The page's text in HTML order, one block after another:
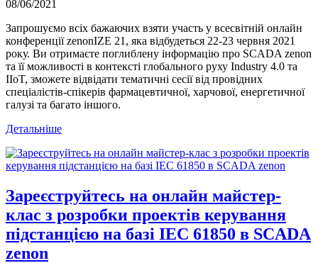
08/06/2021
Запрошуємо всіх бажаючих взяти участь у всесвітній онлайн
конференції zenonIZE 21, яка відбудеться 22-23 червня 2021
року. Ви отримаєте поглиблену інформацію про SCADA zenon
та її можливості в контексті глобального руху Industry 4.0 та
IIoT, зможете відвідати тематичні сесії від провідних
спеціалістів-спікерів фармацевтичної, харчової, енергетичної
галузі та багато іншого.
Детальніше
Зареєструйтесь на онлайн майстер-
клас з розробки проектів керування
підстанцією на базі IEC 61850 в SCADA
zenon